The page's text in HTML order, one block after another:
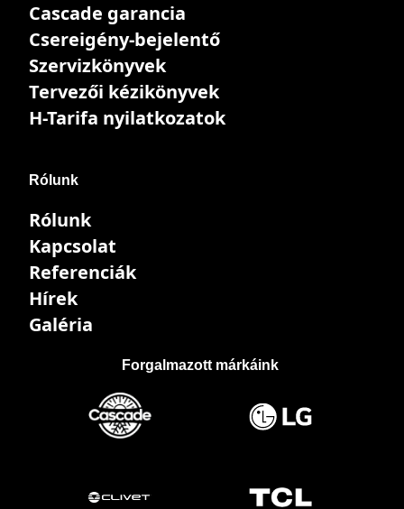
Cascade garancia
Csereigény-bejelentő
Szervizkönyvek
Tervezői kézikönyvek
H-Tarifa nyilatkozatok
Rólunk
Rólunk
Kapcsolat
Referenciák
Hírek
Galéria
Forgalmazott márkáink